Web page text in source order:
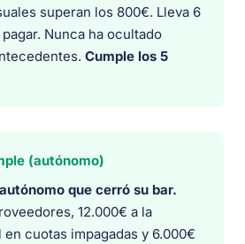
superan los 800€. Lleva 6
Nunca ha ocultado
Cumple los 5
(autónomo)
que cerró su bar.
12.000€ a la
cuotas impagadas y 6.000€